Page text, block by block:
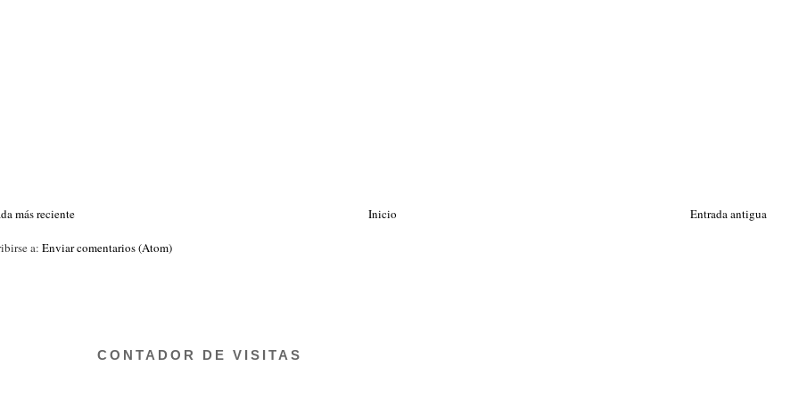
más reciente Entrada antigua
Inicio
a:Enviar comentarios (Atom)
CONTADOR DE VISITAS